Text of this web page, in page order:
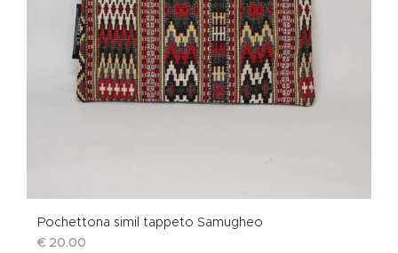
Pochettona simil tappeto Samugheo
€ 20.00